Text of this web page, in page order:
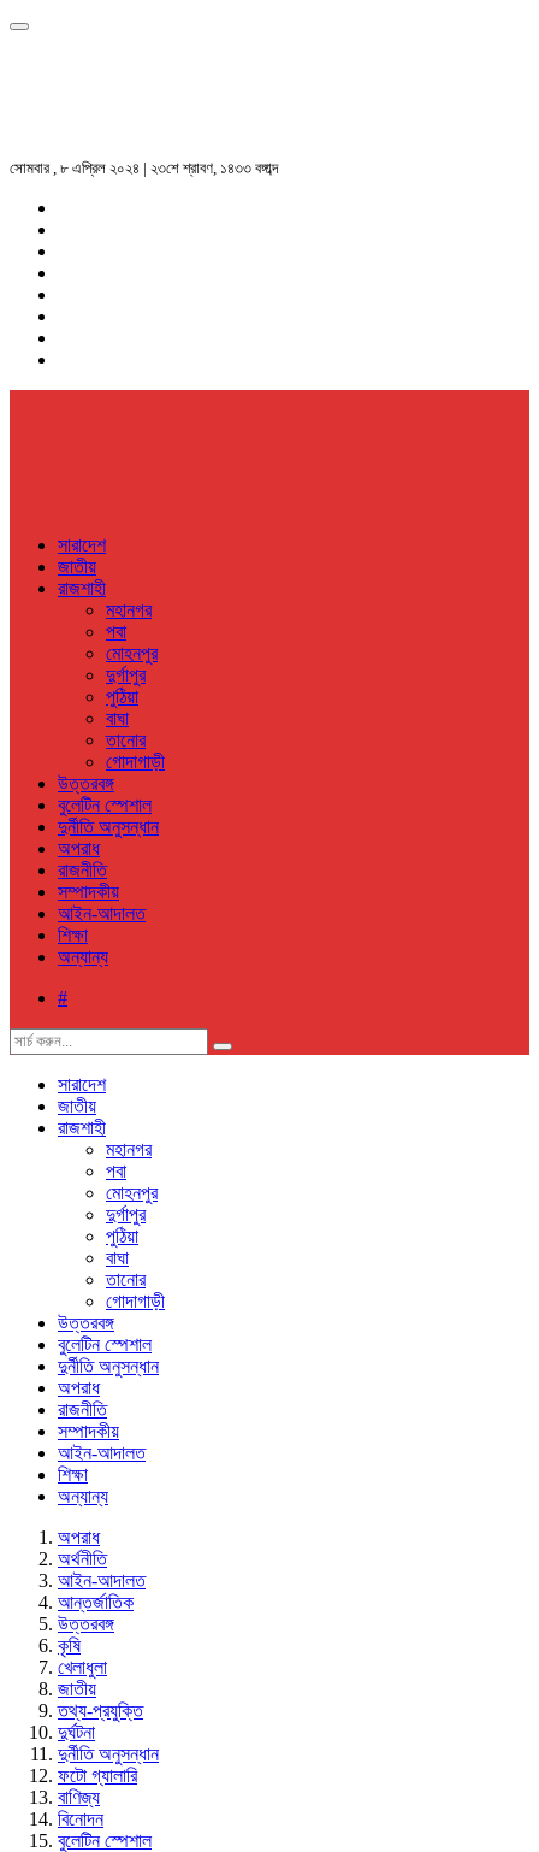
সোমবার , ৮ এপ্রিল ২০২৪ | ২৩শে শ্রাবণ, ১৪৩৩ বঙ্গাব্দ
সারাদেশ
জাতীয়
রাজশাহী
মহানগর
পবা
মোহনপুর
দুর্গাপুর
পুঠিয়া
বাঘা
তানোর
গোদাগাড়ী
উত্তরবঙ্গ
বুলেটিন স্পেশাল
দুর্নীতি অনুসন্ধান
অপরাধ
রাজনীতি
সম্পাদকীয়
আইন-আদালত
শিক্ষা
অন্যান্য
#
সারাদেশ
জাতীয়
রাজশাহী
মহানগর
পবা
মোহনপুর
দুর্গাপুর
পুঠিয়া
বাঘা
তানোর
গোদাগাড়ী
উত্তরবঙ্গ
বুলেটিন স্পেশাল
দুর্নীতি অনুসন্ধান
অপরাধ
রাজনীতি
সম্পাদকীয়
আইন-আদালত
শিক্ষা
অন্যান্য
অপরাধ
অর্থনীতি
আইন-আদালত
আন্তর্জাতিক
উত্তরবঙ্গ
কৃষি
খেলাধুলা
জাতীয়
তথ্য-প্রযুক্তি
দুর্ঘটনা
দুর্নীতি অনুসন্ধান
ফটো গ্যালারি
বাণিজ্য
বিনোদন
বুলেটিন স্পেশাল